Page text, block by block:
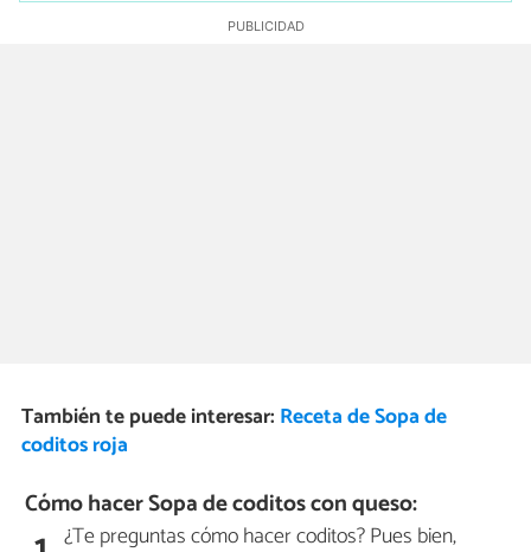
También te puede interesar: Receta de Sopa de
coditos roja
Cómo hacer Sopa de coditos con queso:
¿Te preguntas cómo hacer coditos? Pues bien,